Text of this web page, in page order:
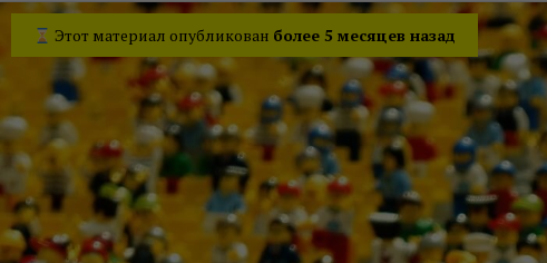
Этот материал опубликован более 5 месяцев назад